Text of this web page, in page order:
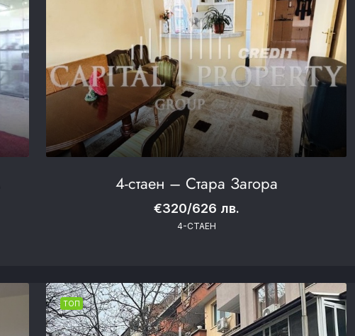
4-стаен – Стара Загора
€320/626 лв.
4-СТАЕН
ТОП